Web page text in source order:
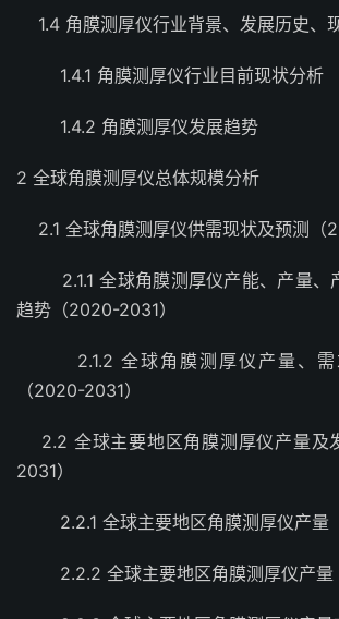
1.4 角膜测厚仪行业背景、发展历史、
1.4.1 角膜测厚仪行业目前现状分析
1.4.2 角膜测厚仪发展趋势
2 全球角膜测厚仪总体规模分析
2.1 全球角膜测厚仪供需现状及预测（
2.1.1 全球角膜测厚仪产能、产量、
趋势（2020-2031）
2.1.2 全球角膜测厚仪产量、需
（2020-2031）
2.2 全球主要地区角膜测厚仪产量及
2031）
2.2.1 全球主要地区角膜测厚仪产量
2.2.2 全球主要地区角膜测厚仪产量